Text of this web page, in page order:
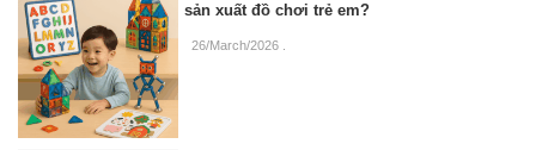
sản xuất đồ chơi trẻ em?
26/March/2026